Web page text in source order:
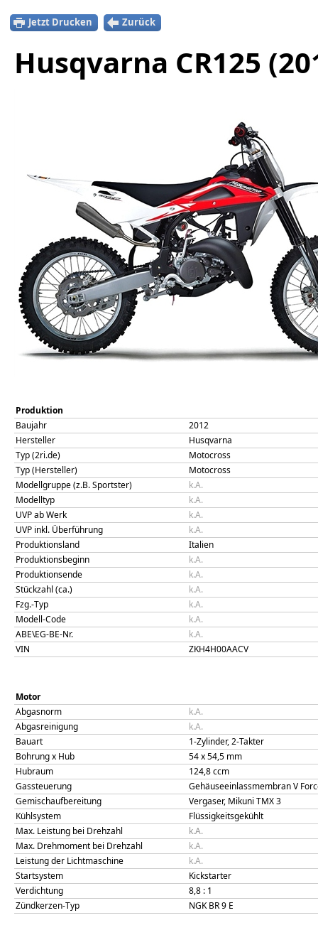
Jetzt Drucken Zurück
Husqvarna CR125
Produktion
Baujahr
2012
Hersteller
Husqvarna
Typ (2ri.de)
Motocross
Typ (Hersteller)
Motocross
Modellgruppe (z.B. Sportster)
k.A.
Modelltyp
k.A.
UVP ab Werk
k.A.
UVP inkl. Überführung
k.A.
Produktionsland
Italien
Produktionsbeginn
k.A.
Produktionsende
k.A.
Stückzahl (ca.)
k.A.
Fzg.-Typ
k.A.
Modell-Code
k.A.
ABE\EG-BE-Nr.
k.A.
VIN
ZKH4H00AACV
Motor
Abgasnorm
k.A.
Abgasreinigung
k.A.
Bauart
1-Zylinder, 2-Takter
Bohrung x Hub
54x54,5 mm
Hubraum
124,8ccm
Gassteuerung
Gehäuseeinlassmembran V
Gemischaufbereitung
Vergaser, Mikuni TMX 3
Kühlsystem
Flüssigkeitsgekühlt
Max. Leistung bei Drehzahl
k.A.
Max. Drehmoment bei Drehzahl
k.A.
Leistung der Lichtmaschine
k.A.
Startsystem
Kickstarter
Verdichtung
8,8 : 1
Zündkerzen-Typ
NGK BR 9 E